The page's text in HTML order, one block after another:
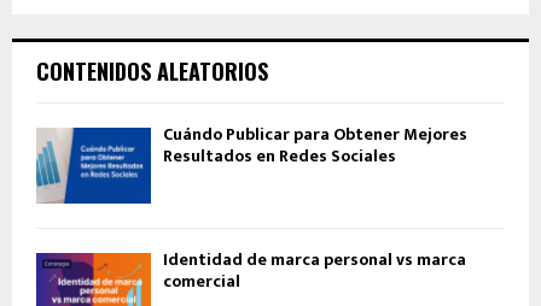
CONTENIDOS ALEATORIOS
Cuándo Publicar para Obtener Mejores
Resultados en Redes Sociales
Identidad de marca personal vs marca
comercial